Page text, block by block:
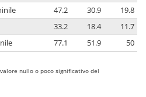
47.2 30.9
19.8
33.2 18.4
11.7
77.1 51.9 50
nullo o poco significativo del